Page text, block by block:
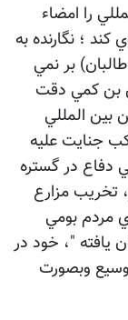
را امضاء
؛ نگارنده به
بر نمي
بن كمي دقت
بين المللي
جنايت عليه
در گستره
تخريب مزارع
مردم بومي
يافته "، خود در
وسيع وبصورت